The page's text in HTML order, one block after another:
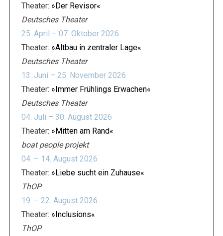
Theater: »Der Revisor«
Deutsches Theater
25. April – 07. Oktober 2026
Theater: »Altbau in zentraler Lage«
Deutsches Theater
13. Juni – 25. November 2026
Theater: »Immer Frühlings Erwachen«
Deutsches Theater
04. Juli – 30. August 2026
Theater: »Mitten am Rand«
boat people projekt
04. – 14. August 2026
Theater: »Liebe sucht ein Zuhause«
ThOP
19. – 22. August 2026
Theater: »Inclusions«
ThOP